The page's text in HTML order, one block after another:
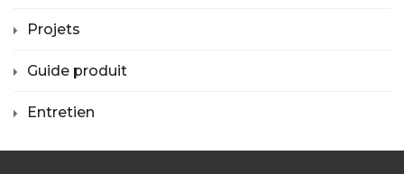
Projets
Guide produit
Entretien